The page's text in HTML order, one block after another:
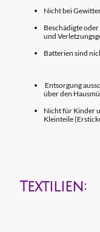
Nicht bei
Beschädigte
und
Batterien sind
Entsorgung
über den
Nicht für Kinder
Kleinteile
Textilien: